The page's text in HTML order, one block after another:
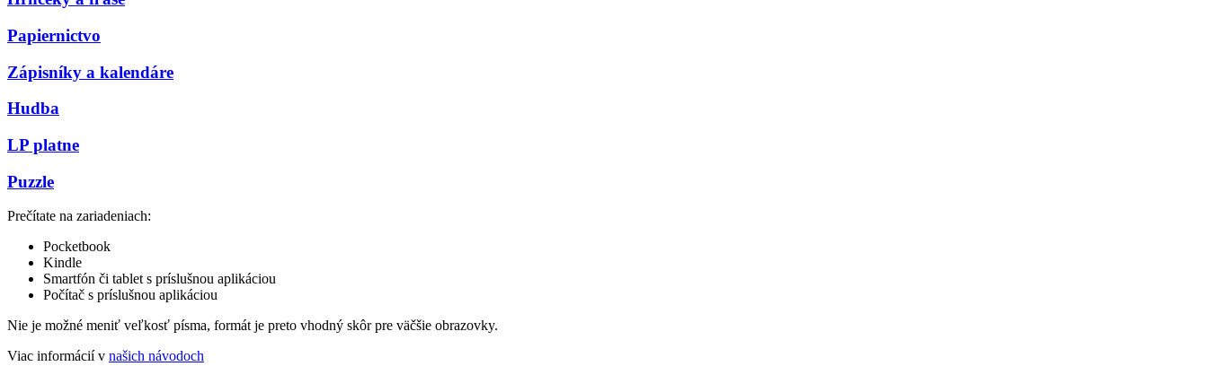
Papiernictvo
Zápisníky a kalendáre
Hudba
LP platne
Puzzle
Prečítate na zariadeniach:
Pocketbook
Kindle
Smartfón či tablet s príslušnou aplikáciou
Počítač s príslušnou aplikáciou
Nie je možné meniť veľkosť písma, formát je preto vhodný skôr pre väčšie obrazovky.
Viac informácií v našich návodoch